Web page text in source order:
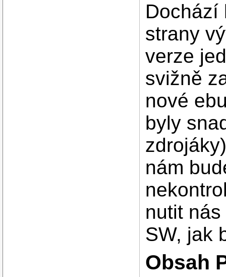
Dochází
strany
verze
svižně
nové
byly
nám
nutit
SW, jak
Obsah